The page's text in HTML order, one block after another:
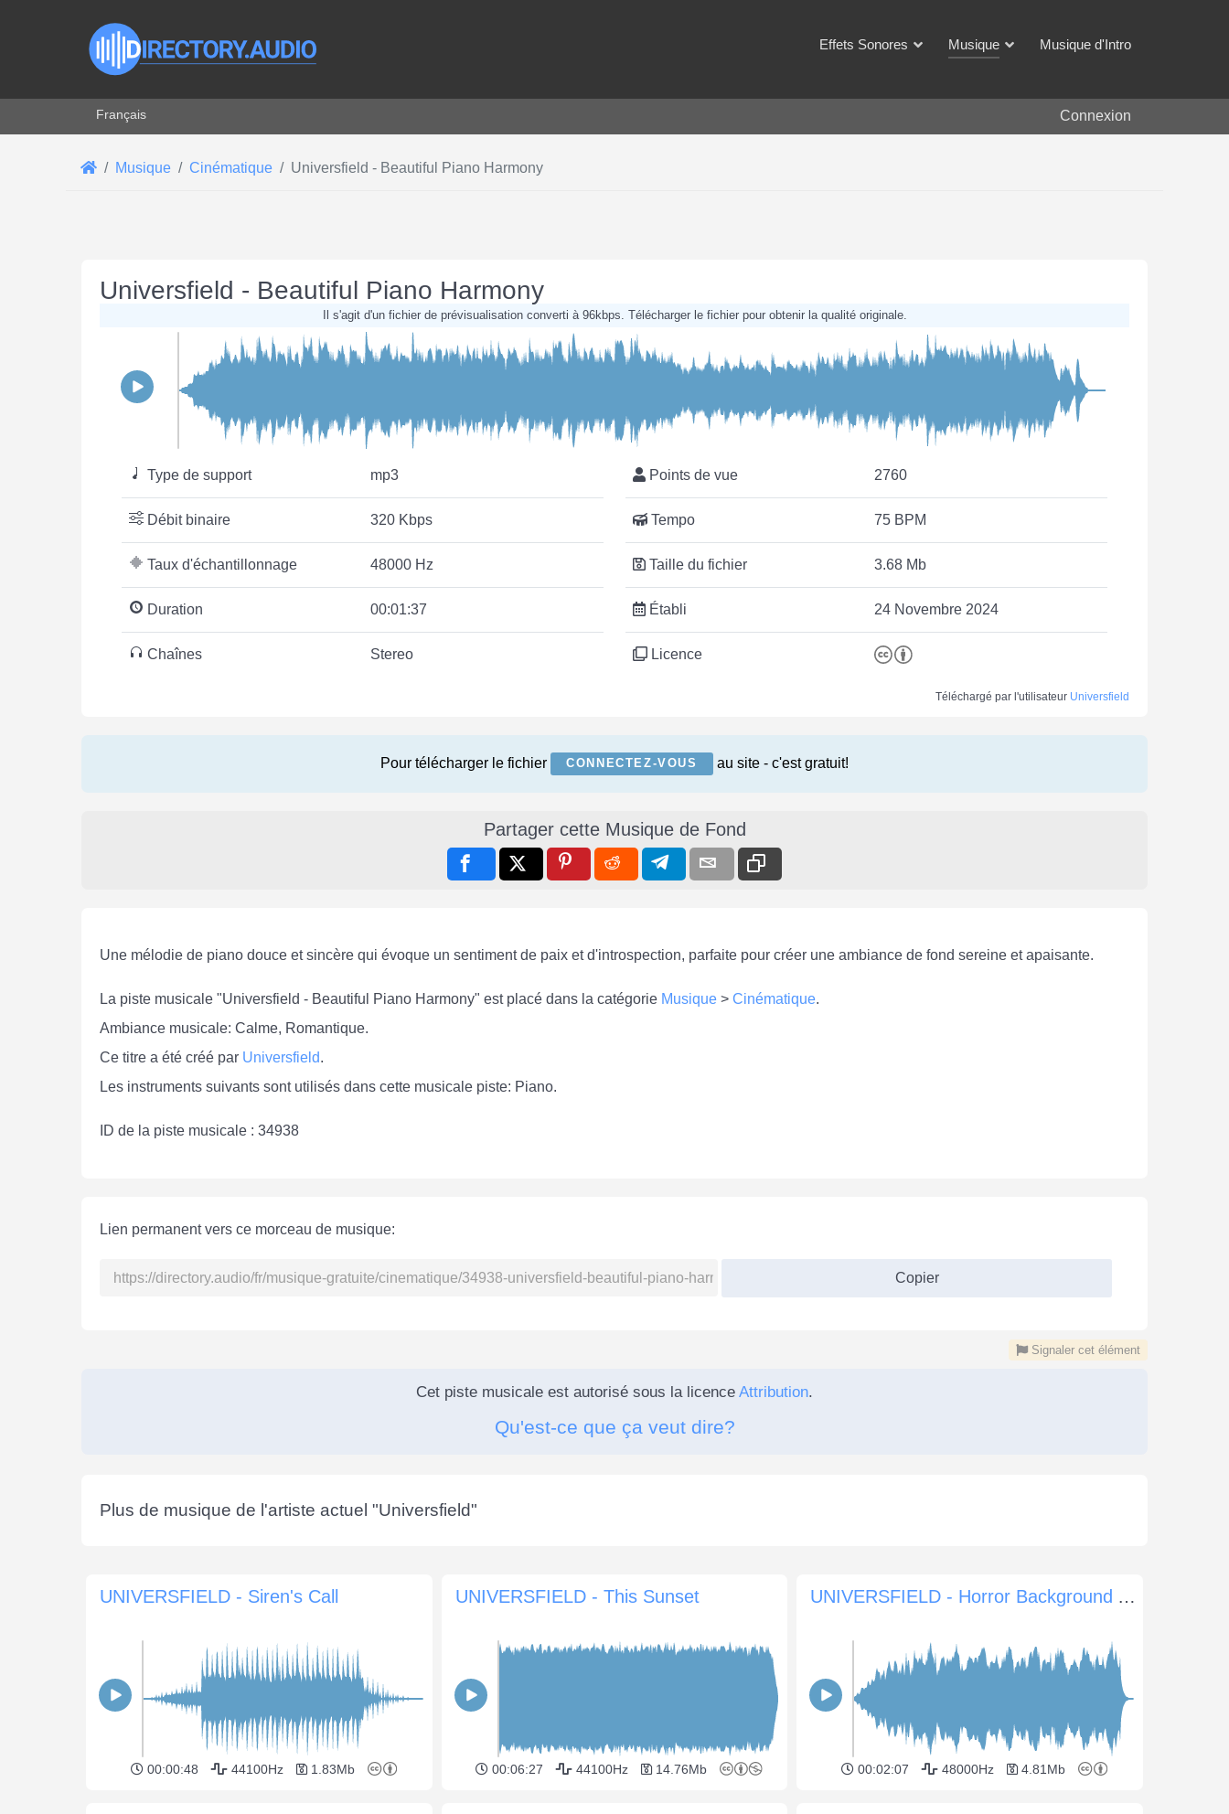
Effets Sonores Musique Musique d'Intro
Sélectionnez votre langue
Français Connexion
Musique Cinématique Universfield - Beautiful Piano Harmony
Universfield - Beautiful Piano Harmony
Il s'agit d'un fichier de prévisualisation converti à 96kbps. Télécharger le fichier pour obtenir la qualité originale.
Type de support mp3
Débit binaire 320 Kbps
Taux d'échantillonnage 48000 Hz
Duration 00:01:37
Chaînes Stereo
Points de vue 2760
Tempo 75 BPM
Taille du fichier 3.68 Mb
Établi 24 Novembre 2024
Licence
Téléchargé par l'utilisateur Universfield
Pour télécharger le fichier CONNECTEZ-VOUS au site - c'est gratuit!
Partager cette Musique de Fond
Une mélodie de piano douce et sincère qui évoque un sentiment de paix et d'introspection, parfaite pour créer une ambiance de fond sereine et apaisante.
La piste musicale "Universfield - Beautiful Piano Harmony" est placé dans la catégorie Musique > Cinématique.
Ambiance musicale: Calme, Romantique.
Ce titre a été créé par Universfield.
Les instruments suivants sont utilisés dans cette musicale piste: Piano.
ID de la piste musicale : 34938
Lien permanent vers ce morceau de musique:
Copier
Signaler cet élément
Cet piste musicale est autorisé sous la licence Attribution.
Qu'est-ce que ça veut dire?
Plus de musique de l'artiste actuel "Universfield"
UNIVERSFIELD - Siren's Call
00:00:48 44100Hz 1.83Mb
UNIVERSFIELD - This Sunset
00:06:27 44100Hz 14.76Mb
UNIVERSFIELD - Horror Background Atmosphere #8
00:02:07 48000Hz 4.81Mb